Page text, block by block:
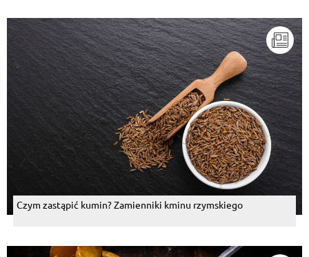
Czym zastąpić kumin? Zamienniki kminu rzymskiego